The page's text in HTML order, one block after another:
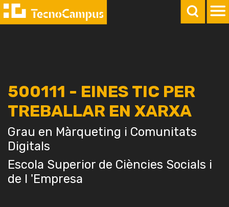
500111 - EINES TIC PER
TREBALLAR EN XARXA
Grau en Màrqueting i Comunitats
Digitals
Escola Superior de Ciències Socials i
de l 'Empresa